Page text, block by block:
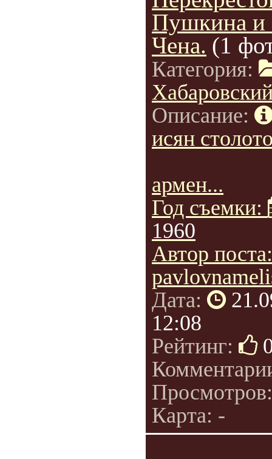
Пушкина
Чена. (1
Категория:
Описание:
исян
армен...
Год съемки:
1960
Автор
Дата:
12:08
Рейтинг:
Карта: -